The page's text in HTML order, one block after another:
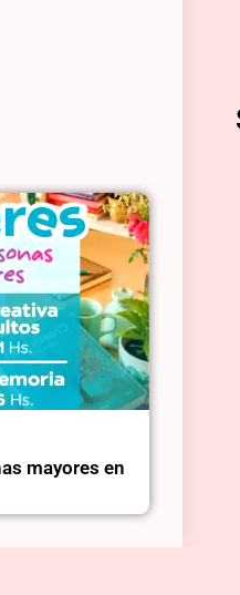
mayores en